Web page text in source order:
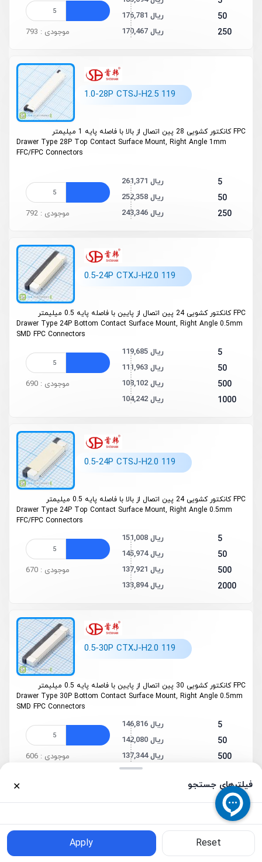
0
0
واردات
فیلترهای جستجو ✕
Reset
Apply
50 176,781 ریال
250 170,467 ریال موجودی : 793
1.0-28P CTSJ-H2.5 119
FPC کانکتور کشویی 28 پین اتصال از بالا با فاصله پایه 1 میلیمتر
Drawer Type 28P Top Contact Surface Mount, Right Angle 1mm
FFC/FPC Connectors
5 261,371 ریال
50 252,358 ریال
250 243,346 ریال موجودی : 792
0.5-24P CTXJ-H2.0 119
FPC کانکتور کشویی 24 پین اتصال از پایین با فاصله پایه 0.5 میلیمتر
Drawer Type 24P Bottom Contact Surface Mount, Right Angle 0.5mm
SMD FPC Connectors
5 119,685 ریال
50 111,963 ریال
500 108,102 ریال
1000 104,242 ریال
موجودی : 690
0.5-24P CTSJ-H2.0 119
FPC کانکتور کشویی 24 پین اتصال از بالا با فاصله پایه 0.5 میلیمتر
Drawer Type 24P Top Contact Surface Mount, Right Angle 0.5mm
FFC/FPC Connectors
5 151,008 ریال
50 145,974 ریال
500 137,921 ریال
2000 133,894 ریال
موجودی : 670
0.5-30P CTXJ-H2.0 119
FPC کانکتور کشویی 30 پین اتصال از پایین با فاصله پایه 0.5 میلیمتر
Drawer Type 30P Bottom Contact Surface Mount, Right Angle 0.5mm
SMD FPC Connectors
5 146,816 ریال
50 142,080 ریال
500 137,344 ریال موجودی : 606
0.5-20P CTSJ-H2.0 119